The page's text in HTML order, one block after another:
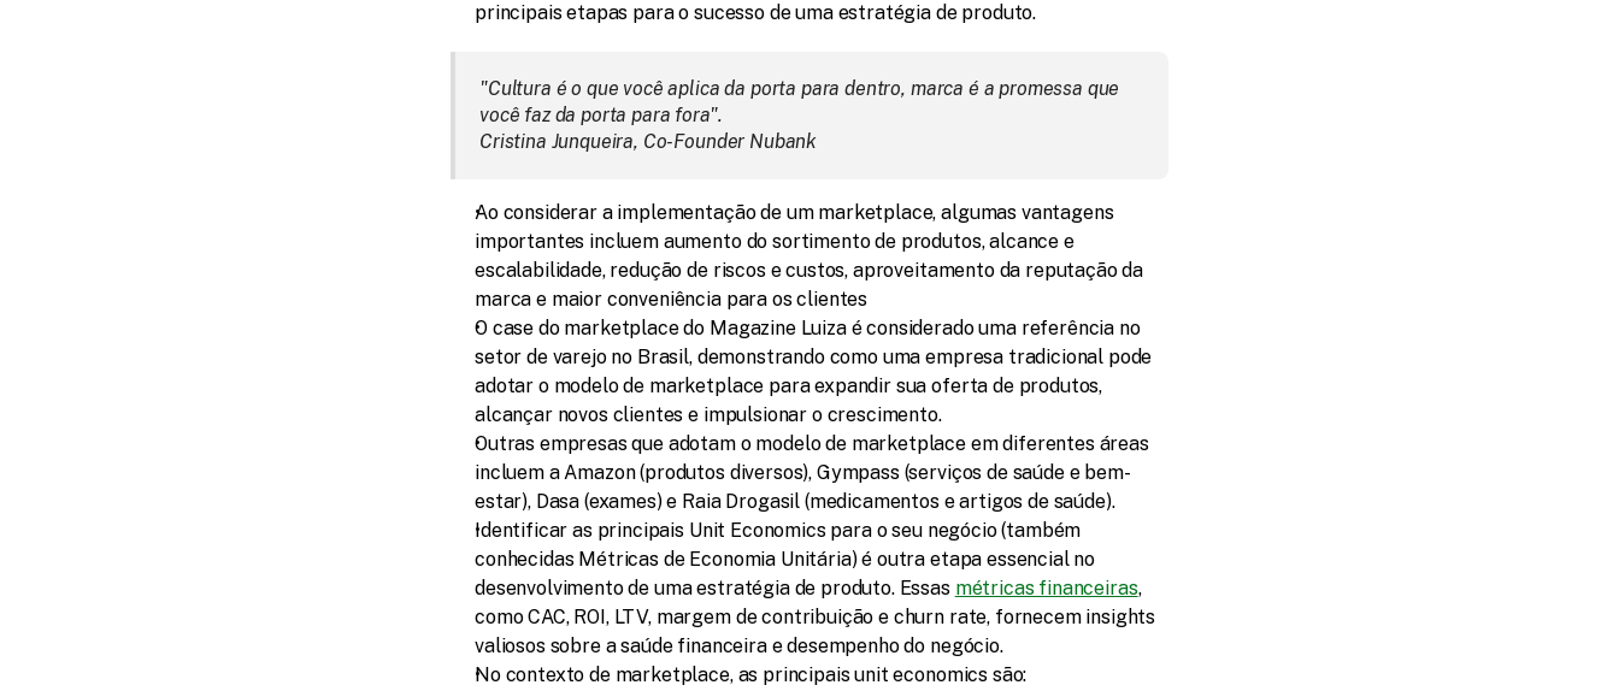
principais etapas para o sucesso de uma estratégia de produto.
"Cultura é o que você aplica da porta para dentro, marca é a promessa que
você faz da porta para fora".
Cristina Junqueira, Co-Founder Nubank
Ao considerar a implementação de um marketplace, algumas vantagens
importantes incluem aumento do sortimento de produtos, alcance e
escalabilidade, redução de riscos e custos, aproveitamento da reputação da
marca e maior conveniência para os clientes
O case do marketplace do Magazine Luiza é considerado uma referência no
setor de varejo no Brasil, demonstrando como uma empresa tradicional pode
adotar o modelo de marketplace para expandir sua oferta de produtos,
alcançar novos clientes e impulsionar o crescimento.
Outras empresas que adotam o modelo de marketplace em diferentes áreas
incluem a Amazon (produtos diversos), Gympass (serviços de saúde e bem-
estar), Dasa (exames) e Raia Drogasil (medicamentos e artigos de saúde).
Identificar as principais Unit Economics para o seu negócio (também
conhecidas Métricas de Economia Unitária) é outra etapa essencial no
desenvolvimento de uma estratégia de produto. Essas métricas financeiras,
como CAC, ROI, LTV, margem de contribuição e churn rate, fornecem insights
valiosos sobre a saúde financeira e desempenho do negócio.
No contexto de marketplace, as principais unit economics são: